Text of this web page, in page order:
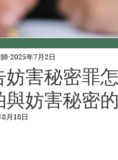
妨害秘密罪
與妨害秘密
2025年7月2日
月18日